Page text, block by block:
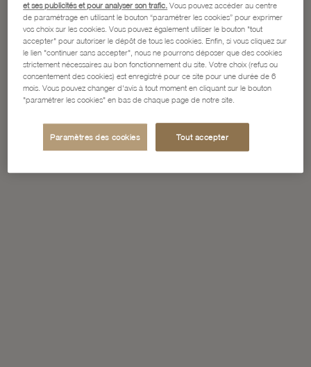
et ses publicités et pour analyser son trafic. Vous pouvez accéder au centre
de paramétrage en utilisant le bouton “paramétrer les cookies” pour exprimer
vos choix sur les cookies. Vous pouvez également utiliser le bouton "tout
accepter" pour autoriser le dépôt de tous les cookies. Enfin, si vous cliquez sur
le lien "continuer sans accepter", nous ne pourrons déposer que des cookies
strictement nécessaires au bon fonctionnement du site. Votre choix (refus ou
consentement des cookies) est enregistré pour ce site pour une durée de 6
mois. Vous pouvez changer d'avis à tout moment en cliquant sur le bouton
"paramétrer les cookies" en bas de chaque page de notre site.
Paramètres des cookies Tout accepter